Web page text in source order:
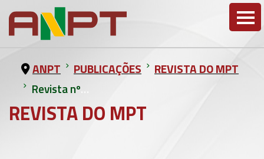
REVISTA DO MPT
ANPT PUBLICAÇÕES
REVISTA DO MPT
Revista nº24